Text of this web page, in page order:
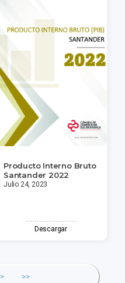
Producto Interno Bruto
Santander 2022
Julio 24, 2023
Descargar
> >>